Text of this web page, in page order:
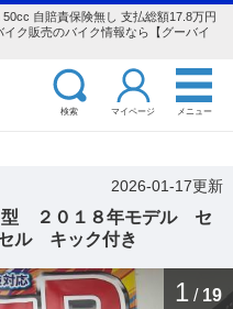
自賠責保険無し 支払総額17.8万円
ク販売のバイク情報なら【グーバイ
検索 マイページ メニュー
2026-01-17更新
型 ２０１８年モデル セ
ル キック付き
1 / 19